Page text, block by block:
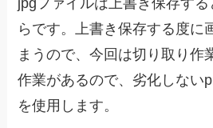
らです。上書き保存する度に
まうので、今回は切り取り作
作業があるので、劣化しない
を使用します。